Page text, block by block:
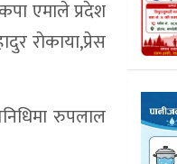
एमाले प्रदेश
राेकाया,प्रेस
रुपलाल